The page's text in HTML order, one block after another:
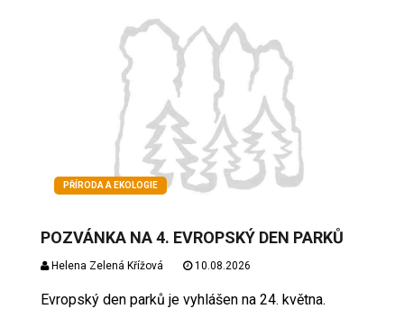
PŘÍRODA A EKOLOGIE
POZVÁNKA NA 4. EVROPSKÝ DEN PARKŮ
Helena Zelená Křížová 10.08.2026
Evropský den parků je vyhlášen na 24. května.